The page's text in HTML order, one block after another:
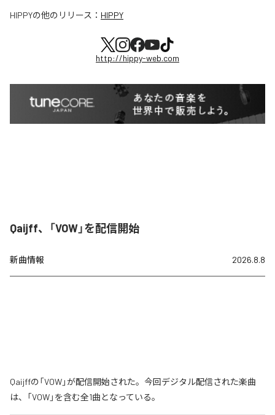
HIPPYの他のリリース： HIPPY
http://hippy-web.com
Qaijff、「VOW」を配信開始
新曲情報 2026.8.8
Qaijffの「VOW」が配信開始された。今回デジタル配信された楽曲
は、「VOW」を含む全1曲となっている。